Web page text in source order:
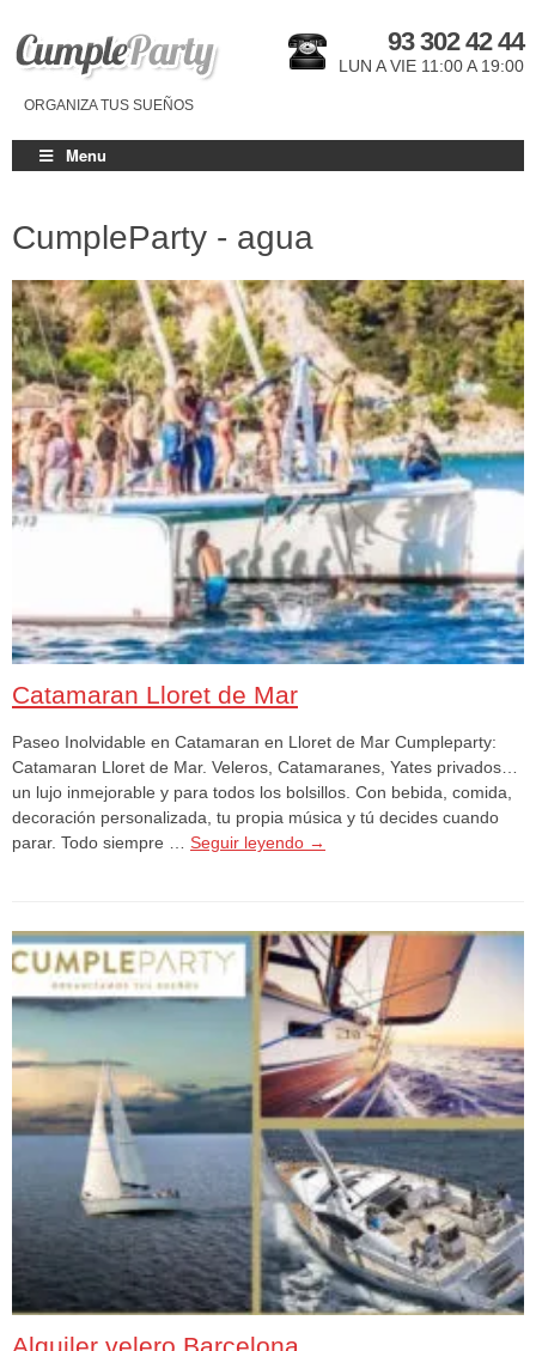
ORGANIZA TUS SUEÑOS
93 302 42 44
LUN A VIE 11:00 A 19:00
Menu
CumpleParty - agua
Catamaran Lloret de Mar
Paseo Inolvidable en Catamaran en Lloret de Mar Cumpleparty:
Catamaran Lloret de Mar. Veleros, Catamaranes, Yates privados…
un lujo inmejorable y para todos los bolsillos. Con bebida, comida,
decoración personalizada, tu propia música y tú decides cuando
parar. Todo siempre … Seguir leyendo →
Alquiler velero Barcelona